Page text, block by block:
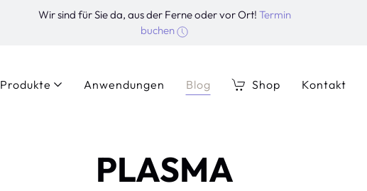
Wir sind für Sie da, aus der Ferne oder vor Ort! Termin
buchen
Produkte Anwendungen Blog Shop Kontakt
PLASMA